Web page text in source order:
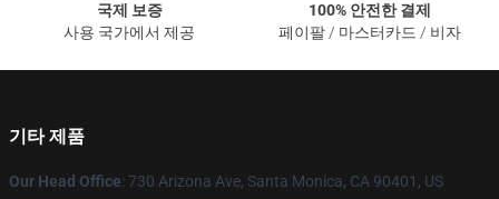
국제 보증
사용 국가에서 제공
100% 안전한 결제
페이팔 / 마스터카드 / 비자
기타 제품
Our Head Office: 730 Arizona Ave, Santa Monica, CA 90401, US